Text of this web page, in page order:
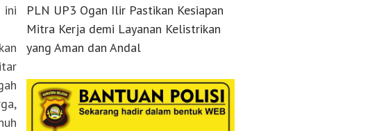
ini
PLN UP3 Ogan Ilir Pastikan Kesiapan
Mitra Kerja demi Layanan Kelistrikan
yang Aman dan Andal